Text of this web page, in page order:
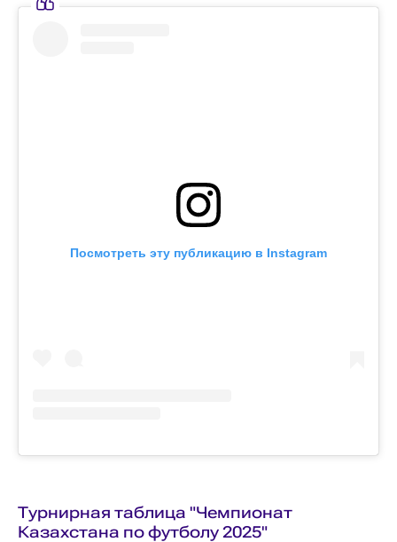
Посмотреть эту публикацию в Instagram
Турнирная таблица "Чемпионат
Казахстана по футболу 2025"